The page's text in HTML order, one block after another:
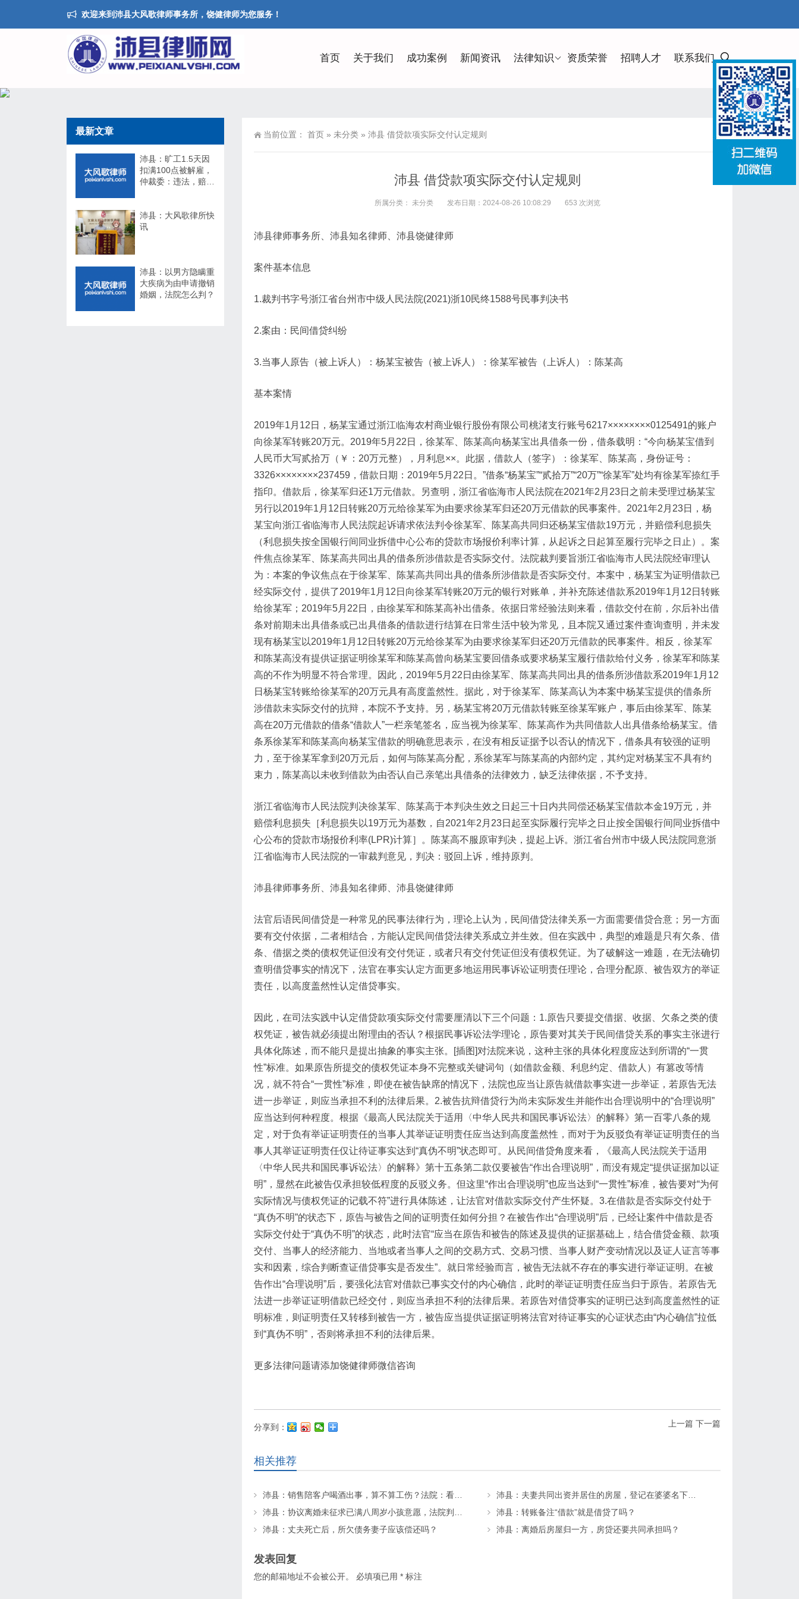
欢迎来到沛县大风歌律师事务所，饶健律师为您服务！
首页 关于我们 成功案例 新闻资讯 法律知识 资质荣誉 招聘人才 联系我们
当前位置： 首页 » 未分类 » 沛县 借贷款项实际交付认定规则
沛县 借贷款项实际交付认定规则
所属分类： 未分类 发布日期：2024-08-26 10:08:29 653 次浏览
沛县律师事务所、沛县知名律师、沛县饶健律师
案件基本信息
1.裁判书字号浙江省台州市中级人民法院(2021)浙10民终1588号民事判决书
2.案由：民间借贷纠纷
3.当事人原告（被上诉人）​：杨某宝被告（被上诉人）​：徐某军被告（上诉人）​：陈某高
基本案情
2019年1月12日，杨某宝通过浙江临海农村商业银行股份有限公司桃渚支行账号6217××××××××0125491的账户
向徐某军转账20万元。2019年5月22日，徐某军、陈某高向杨某宝出具借条一份，借条载明：​“今向杨某宝借到
人民币大写贰拾万（￥：20万元整）​，月利息××。此据，借款人（签字）​：徐某军、陈某高，身份证号：
3326××××××××237459，借款日期：2019年5月22日。​”借条“杨某宝”​“贰拾万”​“20万”​“徐某军”处均有徐某军捺红手
指印。借款后，徐某军归还1万元借款。另查明，浙江省临海市人民法院在2021年2月23日之前未受理过杨某宝
另行以2019年1月12日转账20万元给徐某军为由要求徐某军归还20万元借款的民事案件。2021年2月23日，杨
某宝向浙江省临海市人民法院起诉请求依法判令徐某军、陈某高共同归还杨某宝借款19万元，并赔偿利息损失
（利息损失按全国银行间同业拆借中心公布的贷款市场报价利率计算，从起诉之日起算至履行完毕之日止）​。案
件焦点徐某军、陈某高共同出具的借条所涉借款是否实际交付。法院裁判要旨浙江省临海市人民法院经审理认
为：本案的争议焦点在于徐某军、陈某高共同出具的借条所涉借款是否实际交付。本案中，杨某宝为证明借款已
经实际交付，提供了2019年1月12日向徐某军转账20万元的银行对账单，并补充陈述借款系2019年1月12日转账
给徐某军；2019年5月22日，由徐某军和陈某高补出借条。依据日常经验法则来看，借款交付在前，尔后补出借
条对前期未出具借条或已出具借条的借款进行结算在日常生活中较为常见，且本院又通过案件查询查明，并未发
现有杨某宝以2019年1月12日转账20万元给徐某军为由要求徐某军归还20万元借款的民事案件。相反，徐某军
和陈某高没有提供证据证明徐某军和陈某高曾向杨某宝要回借条或要求杨某宝履行借款给付义务，徐某军和陈某
高的不作为明显不符合常理。因此，2019年5月22日由徐某军、陈某高共同出具的借条所涉借款系2019年1月12
日杨某宝转账给徐某军的20万元具有高度盖然性。据此，对于徐某军、陈某高认为本案中杨某宝提供的借条所
涉借款未实际交付的抗辩，本院不予支持。另，杨某宝将20万元借款转账至徐某军账户，事后由徐某军、陈某
高在20万元借款的借条“借款人”一栏亲笔签名，应当视为徐某军、陈某高作为共同借款人出具借条给杨某宝。借
条系徐某军和陈某高向杨某宝借款的明确意思表示，在没有相反证据予以否认的情况下，借条具有较强的证明
力，至于徐某军拿到20万元后，如何与陈某高分配，系徐某军与陈某高的内部约定，其约定对杨某宝不具有约
束力，陈某高以未收到借款为由否认自己亲笔出具借条的法律效力，缺乏法律依据，不予支持。
浙江省临海市人民法院判决徐某军、陈某高于本判决生效之日起三十日内共同偿还杨某宝借款本金19万元，并
赔偿利息损失［利息损失以19万元为基数，自2021年2月23日起至实际履行完毕之日止按全国银行间同业拆借中
心公布的贷款市场报价利率(LPR)计算］。陈某高不服原审判决，提起上诉。浙江省台州市中级人民法院同意浙
江省临海市人民法院的一审裁判意见，判决：驳回上诉，维持原判。
沛县律师事务所、沛县知名律师、沛县饶健律师
法官后语民间借贷是一种常见的民事法律行为，理论上认为，民间借贷法律关系一方面需要借贷合意；另一方面
要有交付依据，二者相结合，方能认定民间借贷法律关系成立并生效。但在实践中，典型的难题是只有欠条、借
条、借据之类的债权凭证但没有交付凭证，或者只有交付凭证但没有债权凭证。为了破解这一难题，在无法确切
查明借贷事实的情况下，法官在事实认定方面更多地运用民事诉讼证明责任理论，合理分配原、被告双方的举证
责任，以高度盖然性认定借贷事实。
因此，在司法实践中认定借贷款项实际交付需要厘清以下三个问题：1.原告只要提交借据、收据、欠条之类的债
权凭证，被告就必须提出附理由的否认？根据民事诉讼法学理论，原告要对其关于民间借贷关系的事实主张进行
具体化陈述，而不能只是提出抽象的事实主张。[插图]对法院来说，这种主张的具体化程度应达到所谓的“一贯
性”标准。如果原告所提交的债权凭证本身不完整或关键词句（如借款金额、利息约定、借款人）有篡改等情
况，就不符合“一贯性”标准，即使在被告缺席的情况下，法院也应当让原告就借款事实进一步举证，若原告无法
进一步举证，则应当承担不利的法律后果。2.被告抗辩借贷行为尚未实际发生并能作出合理说明中的“合理说明”
应当达到何种程度。根据《最高人民法院关于适用〈中华人民共和国民事诉讼法〉的解释》第一百零八条的规
定，对于负有举证证明责任的当事人其举证证明责任应当达到高度盖然性，而对于为反驳负有举证证明责任的当
事人其举证证明责任仅让待证事实达到“真伪不明”状态即可。从民间借贷角度来看，​《最高人民法院关于适用
〈中华人民共和国民事诉讼法〉的解释》第十五条第二款仅要被告“作出合理说明”​，而没有规定“提供证据加以证
明”​，显然在此被告仅承担较低程度的反驳义务。但这里“作出合理说明”也应当达到“一贯性”标准，被告要对“为何
实际情况与债权凭证的记载不符”进行具体陈述，让法官对借款实际交付产生怀疑。3.在借款是否实际交付处于
“真伪不明”的状态下，原告与被告之间的证明责任如何分担？在被告作出“合理说明”后，已经让案件中借款是否
实际交付处于“真伪不明”的状态，此时法官“应当在原告和被告的陈述及提供的证据基础上，结合借贷金额、款项
交付、当事人的经济能力、当地或者当事人之间的交易方式、交易习惯、当事人财产变动情况以及证人证言等事
实和因素，综合判断查证借贷事实是否发生”​。就日常经验而言，被告无法就不存在的事实进行举证证明。在被
告作出“合理说明”后，要强化法官对借款已事实交付的内心确信，此时的举证证明责任应当归于原告。若原告无
法进一步举证证明借款已经交付，则应当承担不利的法律后果。若原告对借贷事实的证明已达到高度盖然性的证
明标准，则证明责任又转移到被告一方，被告应当提供证据证明将法官对待证事实的心证状态由“内心确信”拉低
到“真伪不明”​，否则将承担不利的法律后果。
更多法律问题请添加饶健律师微信咨询
上一篇 下一篇
分享到：
相关推荐
沛县：夫妻共同出资并居住的房屋，登记在婆婆名下，离婚时如何处理？
沛县：转账备注“借款”就是借贷了吗？
沛县：丈夫死亡后，所欠债务妻子应该偿还吗？
沛县：离婚后房屋归一方，房贷还要共同承担吗？
发表回复
您的邮箱地址不会被公开。 必填项已用 * 标注
最新文章
沛县：旷工1.5天因
扣满100点被解雇，
仲裁委：违法，赔
沛县：大风歌律所快
讯
沛县：以男方隐瞒重
大疾病为由申请撤销
婚姻，法院怎么判？